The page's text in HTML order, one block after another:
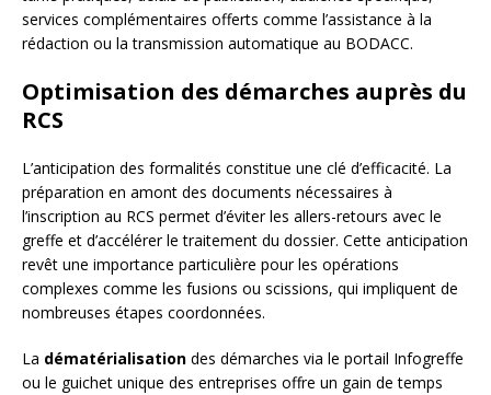
services complémentaires offerts comme l’assistance à la
rédaction ou la transmission automatique au BODACC.
Optimisation des démarches auprès du
RCS
L’anticipation des formalités constitue une clé d’efficacité. La
préparation en amont des documents nécessaires à
l’inscription au RCS permet d’éviter les allers-retours avec le
greffe et d’accélérer le traitement du dossier. Cette anticipation
revêt une importance particulière pour les opérations
complexes comme les fusions ou scissions, qui impliquent de
nombreuses étapes coordonnées.
La dématérialisation des démarches via le portail Infogreffe
ou le guichet unique des entreprises offre un gain de temps